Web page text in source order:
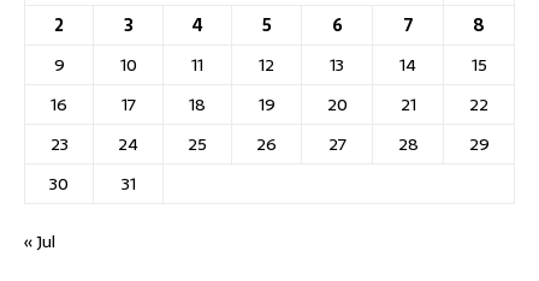
2
3 4 5 6 7
8
9
10 11 12 13 14
15
16
17 18 19 20 21
22
23
24 25 26 27 28
29
30
31
« Jul